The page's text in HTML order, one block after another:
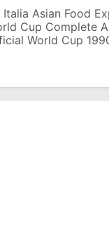
Italia Asian Food
Cup Complete
World Cup